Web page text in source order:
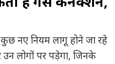
नए नियम लागू होने जा रहे
लोगों पर पड़ेगा, जिनके